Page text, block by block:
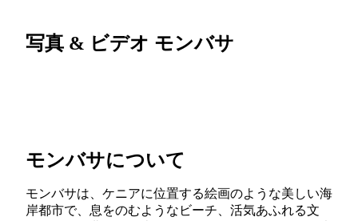
写真 & ビデオ モンバサ
モンバサについて
モンバサは、ケニアに位置する絵画のような美しい海
岸都市で、息をのむようなビーチ、活気あふれる文